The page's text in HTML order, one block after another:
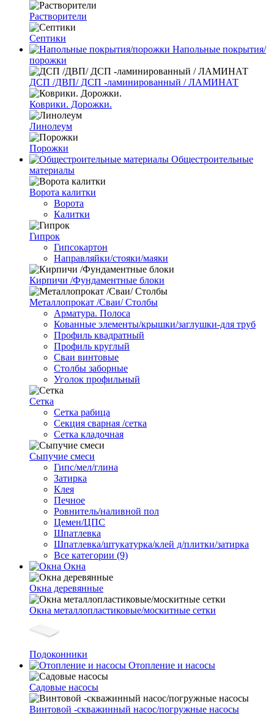
Растворители
Септики
Напольные покрытия/
порожки
ДСП /ДВП/ ДСП -ламинированный / ЛАМИНАТ
Коврики. Дорожки.
Линолеум
Порожки
Общестроительные
материалы
Ворота калитки
Ворота
Калитки
Гипрок
Гипсокартон
Направляйки/стояки/маяки
Кирпичи /Фундаментные блоки
Металлопрокат /Сваи/ Столбы
Арматура. Полоса
Кованные элементы/крышки/заглушки-для труб
Профиль квадратный
Профиль круглый
Сваи винтовые
Столбы заборные
Уголок профильный
Сетка
Cетка рабица
Секция сварная /сетка
Сетка кладочная
Сыпучие смеси
Гипс/мел/глина
Затирка
Клея
Печное
Ровнитель/наливной пол
Цемен/ЦПС
Шпатлевка
Шпатлевка/штукатурка/клей д/плитки/затирка
Все категории (9)
Окна
Окна деревянные
Окна металлопластиковые/москитные сетки
Подоконники
Отопление и насосы
Cадовые насосы
Винтовой -скважинный насос/погружные насосы